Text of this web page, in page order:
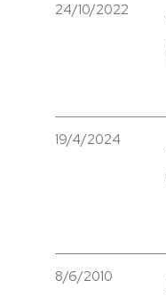
24/10/2022
19/4/2024
8/6/2010